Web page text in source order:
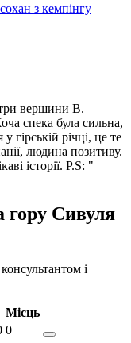
з кемпінгу
вершини В.
спека була сильна,
гірській річці, це те
людина позитиву.
історії. P.S: "
гору Сивуля
і
Місць
0